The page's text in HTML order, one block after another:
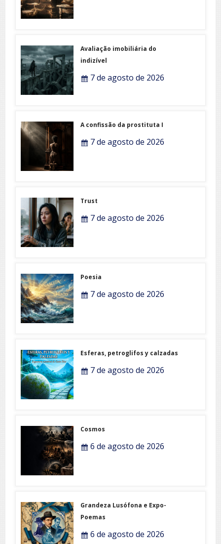
Avaliação imobiliária do
indizível
7 de agosto de 2026
A confissão da prostituta I
7 de agosto de 2026
Trust
7 de agosto de 2026
Poesia
7 de agosto de 2026
Esferas, petroglifos y calzadas
7 de agosto de 2026
Cosmos
6 de agosto de 2026
Grandeza Lusófona e Expo-
Poemas
6 de agosto de 2026